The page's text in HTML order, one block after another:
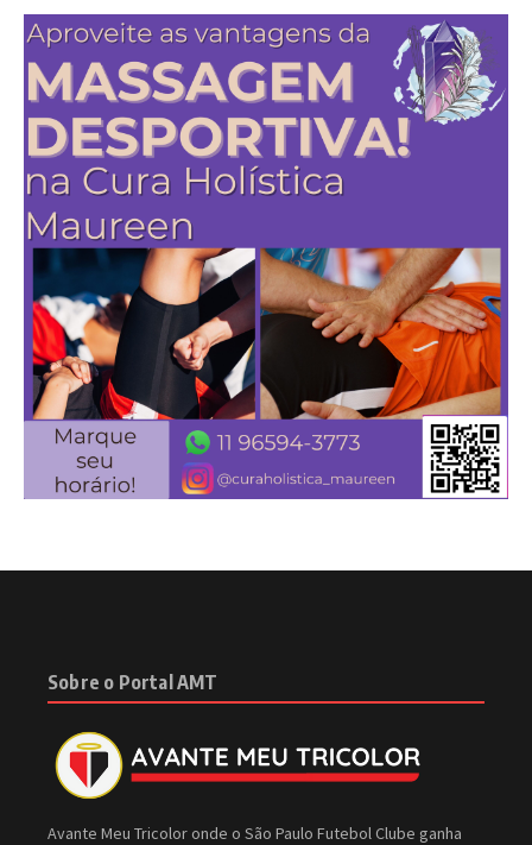
Sobre o Portal AMT
Avante Meu Tricolor onde o São Paulo Futebol Clube ganha